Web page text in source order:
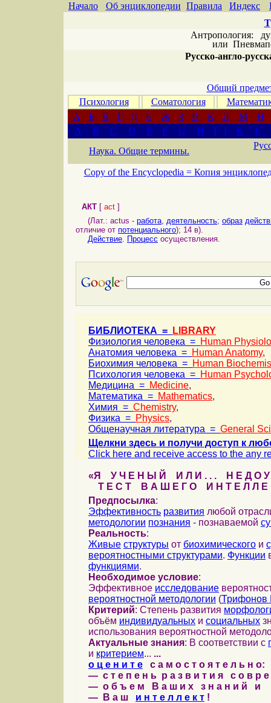
Начало Об энциклопедии Правила Индекс
Антропология:
или
Русско-англо-
Общий
Психология
Соматология
А
Б В Г Д Е Ж З И К Л М
Н
A
B C D E F G H I J K
L
Наука. Общие термины.
Copy of the Encyclopedia = Копия
АКТ [ act ]
(Лат.: actus - работа, деятельность; образ
отличие от потенциального); 14 в).
Действие. Процесс осуществления.
БИБЛИОТЕКА =
LIBRARY
Физиология человека = Human
Анатомия человека = Human Anatomy,
Биохимия человека = Human
Психология человека = Human
Медицина = Medicine,
Математика = Mathematics,
Химия = Chemistry,
Физика = Physics,
Общенаучная литература = General
Щелкни здесь и получи доступ к
Click here and receive access to the any
«Я У Ч Е Н Ы Й И Л И . . . Н Е Д О У
Т Е С Т В А Ш Е Г О И Н Т Е Л Л Е
Предпосылка:
Эффективность развития любой
методологии познания - познаваемой
Реальность:
Живые структуры от биохимического и
вероятностными структурами. Функции
функциями.
Необходимое условие:
Эффективное исследование
вероятностной методологии (Трифонов
Критерий: Степень развития
объём индивидуальных и социальных
использования вероятностной
Актуальные знания: В соответствии с
и критерием... ...
о ц е н и т е с а м о с т о я т е л ь н о:
— с т е п е н ь р а з в и т и я с о в р
— о б ъ е м В а ш и х з н а н и й и
— В а ш и н т е л л е к т !